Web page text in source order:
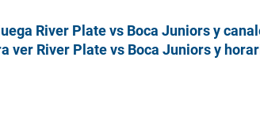
River Plate vs Boca Juniors y
ver River Plate vs Boca Juniors y